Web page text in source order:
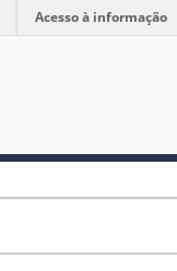
Acesso à informação